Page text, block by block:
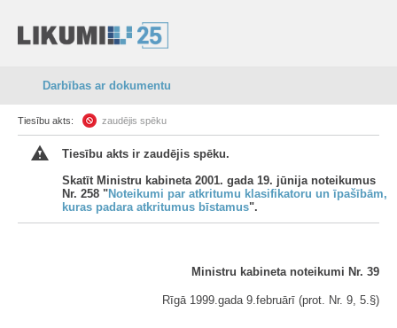
Darbības ar dokumentu
Tiesību akts: zaudējis spēku
Tiesību akts ir zaudējis spēku.
Skatīt Ministru kabineta 2001. gada 19. jūnija noteikumus
Nr. 258 "Noteikumi par atkritumu klasifikatoru un īpašībām,
kuras padara atkritumus bīstamus".
Ministru kabineta noteikumi Nr. 39
Rīgā 1999.gada 9.februārī (prot. Nr. 9, 5.§)